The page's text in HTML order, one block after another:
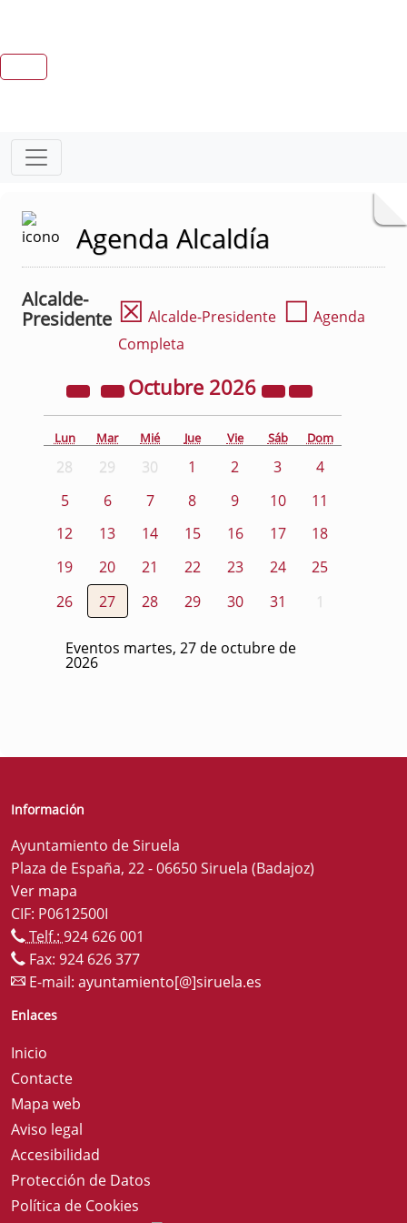
Agenda Alcaldía
Alcalde-
Presidente ☒ Alcalde-Presidente ☐ Agenda
Completa
Octubre 2026
Lun Mar Mié Jue Vie Sáb Dom
28 29 30 1 2 3
4
5
6 7 8 9 10
11
12
13 14 15 16 17
18
19
20 21 22 23 24
25
26
27 28 29 30 31 1
Eventos martes, 27 de octubre de
2026
Información
Ayuntamiento de Siruela
Plaza de España, 22 - 06650 Siruela (Badajoz)
Ver mapa
CIF: P0612500I
Telf.: 924 626 001
Fax: 924 626 377
E-mail: ayuntamiento[@]siruela.es
Enlaces
Inicio
Contacte
Mapa web
Aviso legal
Accesibilidad
Protección de Datos
Política de Cookies